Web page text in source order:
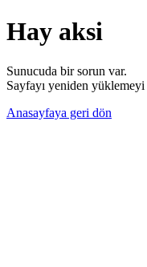
Hay aksi
Sunucuda bir sorun var.
Sayfayı yeniden
Anasayfaya geri dön